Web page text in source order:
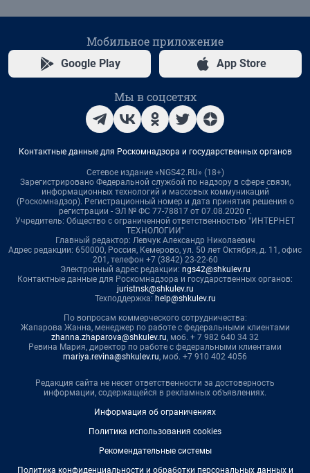
Мобильное приложение
Google Play App Store
Мы в соцсетях
Контактные данные для Роскомнадзора и государственных органов
Сетевое издание «NGS42.RU» (18+)
Зарегистрировано Федеральной службой по надзору в сфере связи,
информационных технологий и массовых коммуникаций
(Роскомнадзор). Регистрационный номер и дата принятия решения о
регистрации - ЭЛ № ФС 77-78817 от 07.08.2020 г.
Учредитель: Общество с ограниченной ответственностью "ИНТЕРНЕТ
ТЕХНОЛОГИИ"
Главный редактор: Левчук Александр Николаевич
Адрес редакции: 650000, Россия, Кемерово, ул. 50 лет Октября, д. 11, офис
201, телефон +7 (3842) 23-22-60
Электронный адрес редакции: ngs42@shkulev.ru
Контактные данные для Роскомнадзора и государственных органов:
juristnsk@shkulev.ru
Техподдержка: help@shkulev.ru
По вопросам коммерческого сотрудничества:
Жапарова Жанна, менеджер по работе с федеральными клиентами
zhanna.zhaparova@shkulev.ru, моб. + 7 982 640 34 32
Ревина Мария, директор по работе с федеральными клиентами
mariya.revina@shkulev.ru, моб. +7 910 402 4056
Редакция сайта не несет ответственности за достоверность
информации, содержащейся в рекламных объявлениях.
Информация об ограничениях
Политика использования cookies
Рекомендательные системы
Политика конфиденциальности и обработки персональных данных и